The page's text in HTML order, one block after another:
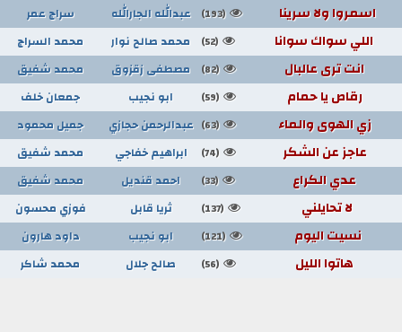
اسمروا ولا سرينا (193) عبدالله الجارالله سراج عمر
اللي سواك سوانا (52) محمد صالح نوار محمد السراج
انت ترى عالبال (82) مصطفى زقزوق محمد شفيق
رقاص يا حمام (59) ابو نجيب جمعان خلف
زي الهوى والماء (63) عبدالرحمن حجازي جميل محمود
عاجز عن الشكر (74) ابراهيم خفاجي محمد شفيق
عدي الكراع (33) احمد قنديل محمد شفيق
لا تحايلني (137) ثريا قابل فوزي محسون
نسيت اليوم (121) ابو نجيب داود هارون
هاتوا الليل (56) صالح جلال محمد شاكر